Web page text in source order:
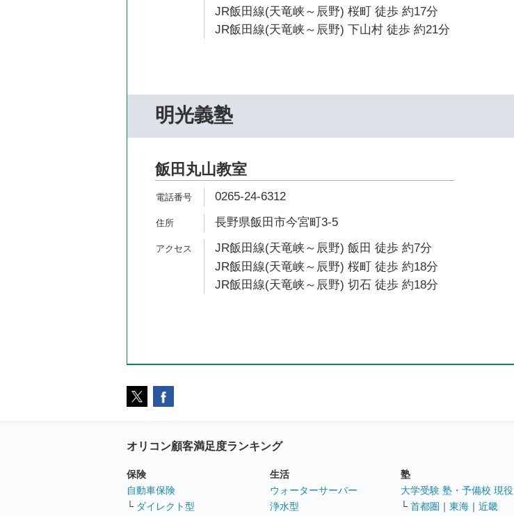
JR飯田線(天竜峡～辰野) 桜町 徒歩 約17分
JR飯田線(天竜峡～辰野) 下山村 徒歩 約21分
明光義塾
飯田丸山教室
0265-24-6312
長野県飯田市今宮町3-5
JR飯田線(天竜峡～辰野) 飯田 徒歩 約7分
JR飯田線(天竜峡～辰野) 桜町 徒歩 約18分
JR飯田線(天竜峡～辰野) 切石 徒歩 約18分
オリコン顧客満足度ランキング
保険
自動車保険
└ ダイレクト型
生活
ウォーターサーバー
浄水型
塾
大学受験 塾・予備校 現役
└ 首都圏 ｜ 東海 ｜ 近畿